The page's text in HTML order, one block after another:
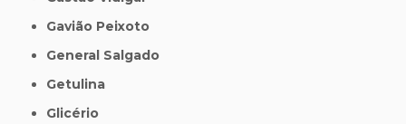
Gavião Peixoto
General Salgado
Getulina
Glicério